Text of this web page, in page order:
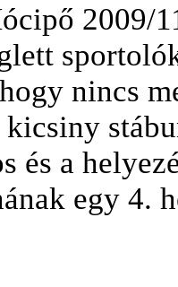
2009/
nincs
és a
egy 4.